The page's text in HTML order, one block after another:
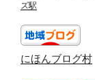
ズ駅
にほんブログ村